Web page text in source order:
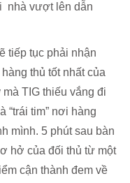
nhà vượt lên dẫn
tiếp tục phải nhận
thủ tốt nhất của
TIG thiếu vắng đi
“trái tim” nơi hàng
mình. 5 phút sau bàn
hở của đối thủ từ một
cận thành đem về